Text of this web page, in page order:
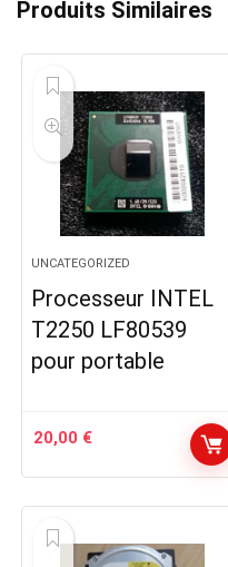
Produits Similaires
UNCATEGORIZED
Processeur INTEL
T2250 LF80539
pour portable
20,00 €